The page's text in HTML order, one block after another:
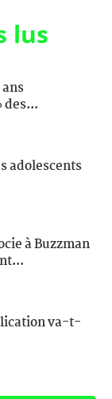
lus
des...
adolescents
à Buzzman
va-t-